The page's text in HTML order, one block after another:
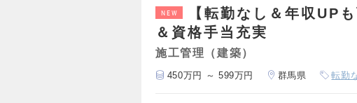
NEW
【転勤なし＆年収UP
＆資格手当充実
施工管理（建築）
450万円 ～ 599万円 群馬県 転勤